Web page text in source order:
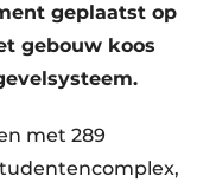
geplaatst op
gebouw koos
met 289